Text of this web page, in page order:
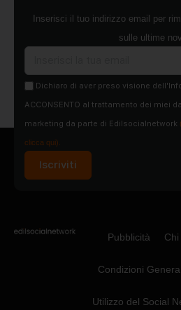
Inserisci il tuo indirizzo email per
sulle ultime
Dichiaro di aver preso visione
ACCONSENTO al trattamento dei miei
marketing da parte di Edilsocialnetwork
clicca qui).
Iscriviti
Pubblicità
Condizioni
Utilizzo del Social